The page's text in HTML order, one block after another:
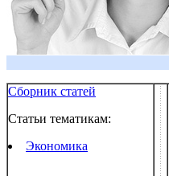
Сборник статей
Статьи тематикам:
Экономика